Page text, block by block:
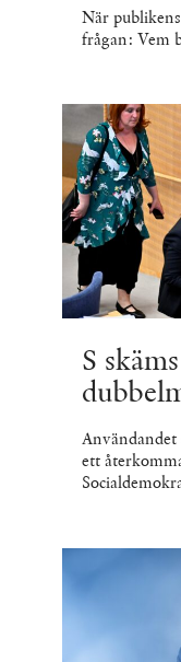
När
frågan: Vem
S
ett